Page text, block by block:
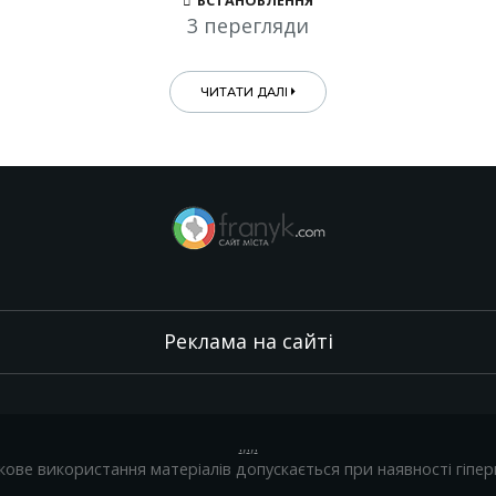
3 перегляди
ЧИТАТИ ДАЛІ
Реклама на сайті
.,.,.
використання матеріалів допускається при наявності